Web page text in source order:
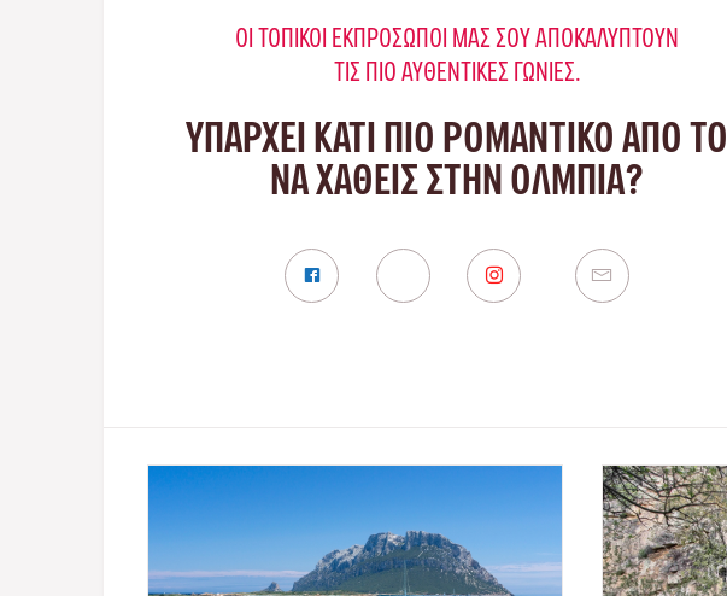
ΟΙ ΤΟΠΙΚΟΊ ΕΚΠΡΌΣΩΠΟΊ ΜΑΣ ΣΟΥ ΑΠΟΚΑΛΎΠΤΟΥΝ
ΤΙΣ ΠΙΟ ΑΥΘΕΝΤΙΚΈΣ ΓΩΝΙΈΣ.
ΥΠΑΡΧΕΙ ΚΑΤΙ ΠΙΟ ΡΟΜΑΝΤΙΚΟ ΑΠΟ ΤΟ
ΝΑ ΧΑΘΕΙΣ ΣΤΗΝ ΌΛΜΠΙΑ?